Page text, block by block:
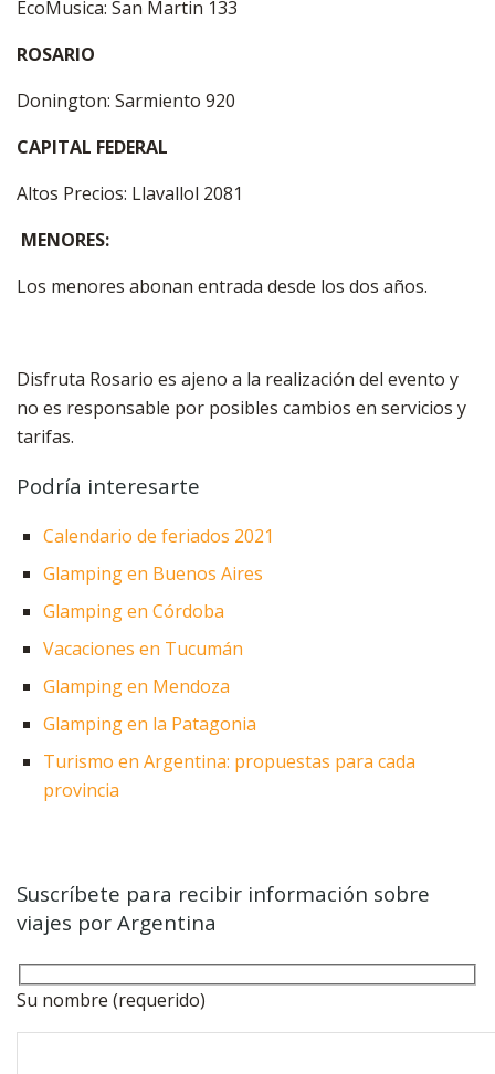
EcoMusica: San Martin 133
ROSARIO
Donington: Sarmiento 920
CAPITAL FEDERAL
Altos Precios: Llavallol 2081
MENORES:
Los menores abonan entrada desde los dos años.
Disfruta Rosario es ajeno a la realización del evento y
no es responsable por posibles cambios en servicios y
tarifas.
Podría interesarte
Calendario de feriados 2021
Glamping en Buenos Aires
Glamping en Córdoba
Vacaciones en Tucumán
Glamping en Mendoza
Glamping en la Patagonia
Turismo en Argentina: propuestas para cada
provincia
Suscríbete para recibir información sobre
viajes por Argentina
Su nombre (requerido)